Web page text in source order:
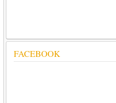
FACEBOOK